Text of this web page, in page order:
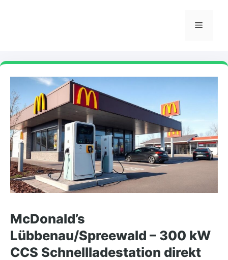
Menu
McDonald’s
Lübbenau/Spreewald – 300 kW
CCS Schnellladestation direkt